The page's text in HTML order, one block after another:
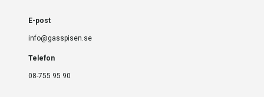
E-post
info@gasspisen.se
Telefon
08-755 95 90